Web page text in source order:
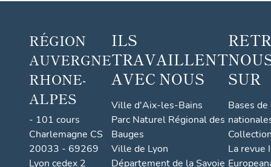
RÉGION
AUVERGNE
RHONE-
ALPES
- 101 cours
Charlemagne CS
20033 - 69269
Lyon cedex 2
ILS
TRAVAILLENT
AVEC NOUS
Ville d'Aix-les-Bains
Parc Naturel Régional des
Bauges
Ville de Lyon
Département de la Savoie
SUR
Bases
La revue